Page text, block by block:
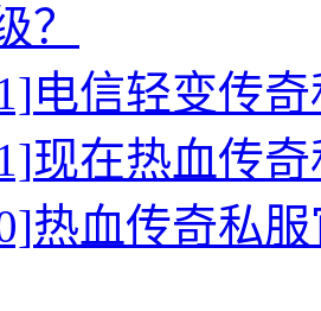
？
电信轻变传
现在热血传
热血传奇私